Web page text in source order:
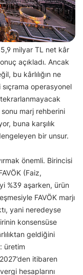
milyar TL net kâr
açıkladı. Ancak
bu kârlılığın ne
sıçrama operasyonel
marj rehberini
buna karşılık
bir unsur.
önemli. Birincisi
(Faiz,
%39 aşarken, ürün
FAVÖK marjı
yani neredeyse
konsensüse
geldiğini
üretim
itibaren
hesaplarını